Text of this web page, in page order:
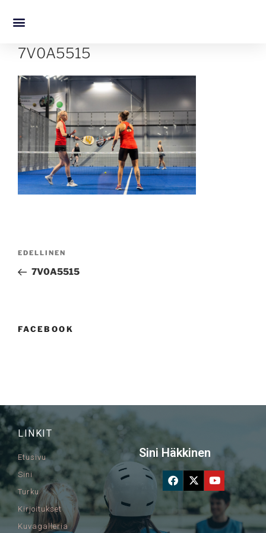
7V0A5515
EDELLINEN
7V0A5515
FACEBOOK
LINKIT
Etusivu
Sini
Turku
Kirjoitukset
Kuvagalleria
Sini Häkkinen